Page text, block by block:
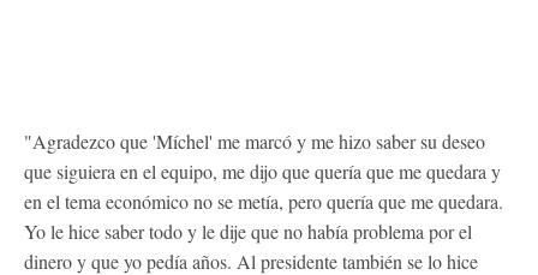
"Agradezco que 'Míchel' me marcó y me hizo saber su deseo
que siguiera en el equipo, me dijo que quería que me quedara y
en el tema económico no se metía, pero quería que me quedara.
Yo le hice saber todo y le dije que no había problema por el
dinero y que yo pedía años. Al presidente también se lo hice